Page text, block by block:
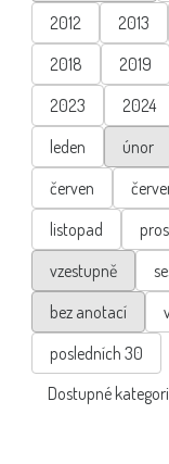
2012
2013
2018
2019
2023
2024
leden
únor
červen
listopad
vzestupně
bez anotací
posledních 30
Dostupné